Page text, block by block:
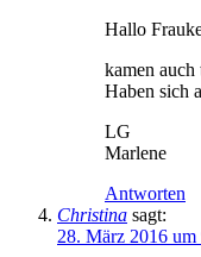
Hallo
kamen auch
Haben sich
LG
Marlene
Antworten
Christina sagt:
28. März 2016